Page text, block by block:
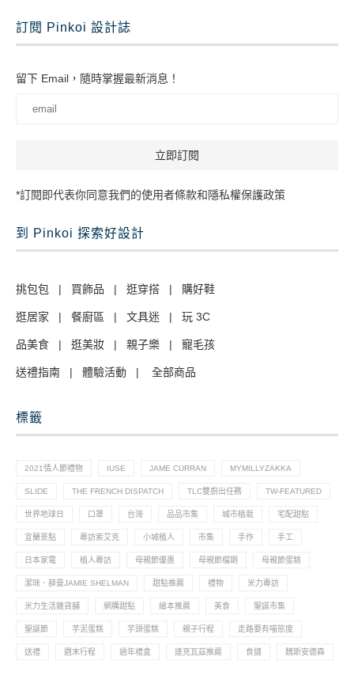
訂閱 Pinkoi 設計誌
留下 Email，隨時掌握最新消息！
*訂閱即代表你同意我們的使用者條款和隱私權保護政策
到 Pinkoi 探索好設計
挑包包 | 買飾品 | 逛穿搭 | 購好鞋
逛居家 | 餐廚區 | 文具迷 | 玩 3C
品美食 | 逛美妝 | 親子樂 | 寵毛孩
送禮指南 | 體驗活動 | 全部商品
標籤
2021情人節禮物 IUSE JAME CURRAN MYMILLYZAKKA
SLIDE THE FRENCH DISPATCH TLC雙廚出任務 TW-FEATURED
世界地球日 口罩 台灣 品品市集 城市植栽 宅配甜點
宜蘭景點 專訪索艾克 小城植人 市集 手作 手工
日本家電 植人專訪 母親節優惠 母親節檔期 母親節蛋糕
潔咪．薛曼JAMIE SHELMAN 甜點推薦 禮物 米力專訪
米力生活雜貨舖 網購甜點 繪本推薦 美食 聖誕市集
聖誕節 芋泥蛋糕 芋頭蛋糕 親子行程 走路要有喵態度
送禮 週末行程 過年禮盒 達克瓦茲推薦 食譜 魏斯安德森